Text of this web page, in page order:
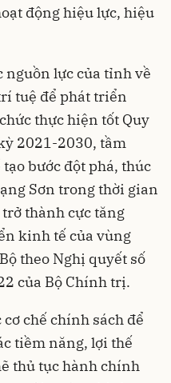
động hiệu lực, hiệu
nguồn lực của tỉnh về
tuệ để phát triển
thực hiện tốt Quy
2021-2030, tầm
bước đột phá, thúc
Sơn trong thời gian
thành cực tăng
kinh tế của vùng
theo Nghị quyết số
của Bộ Chính trị.
chế chính sách để
tiềm năng, lợi thế
thủ tục hành chính